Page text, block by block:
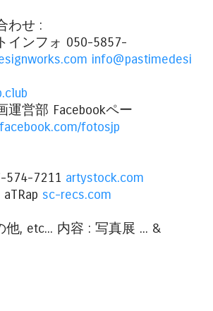
わせ :
インフォ 050-5857-
info@pastimedesi
運営部 Facebookペー
fotosjp
574-7211 artystock.com
aTRap sc-recs.com
他, etc... 内容 : 写真展 ... &